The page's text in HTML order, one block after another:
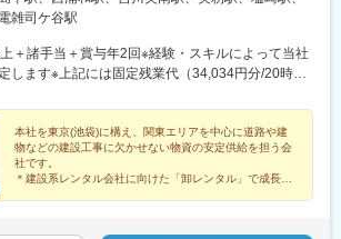
市大字上内間木818■三郷内装仮設センター埼玉県
＜山梨＞■山梨営業所・機材センター/山梨県南アル
1
雑司ケ谷駅
＋諸手当＋賞与年2回※経験・スキルによって当社
します※上記には固定残業代（34,034円分/20時間
本社を東京(池袋)に構え、関東エリアを中心に道路や建
物などの建設工事に欠かせない物資の安定供給を担う会
社です。
＊建設系レンタル会社に向けた「卸レンタル」で成長